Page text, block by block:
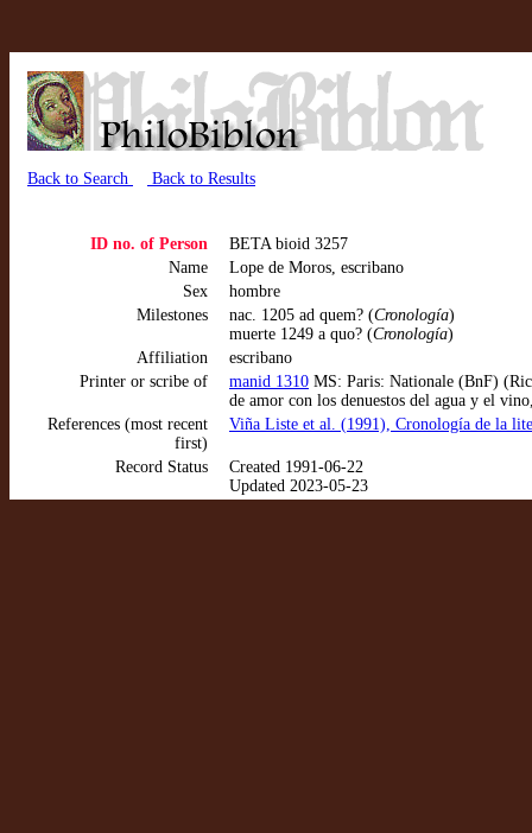
Back to Search Back to Results
ID no. of Person
BETA bioid 3257
Name
Lope de Moros, escribano
Sex
hombre
Milestones
nac. 1205 ad quem? (Cronología)
muerte 1249 a quo? (Cronología)
Affiliation
escribano
Printer or scribe of
manid 1310 MS: Paris: Nationale (BnF)
de amor con los denuestos del agua y el
References (most recent
first)
Viña Liste et al. (1991), Cronología de la
Record Status
Created 1991-06-22
Updated 2023-05-23